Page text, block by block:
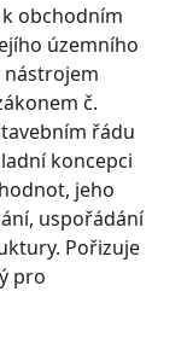
obchodním
územního
nástrojem
č.
řádu
koncepci
jeho
uspořádání
Pořizuje
pro